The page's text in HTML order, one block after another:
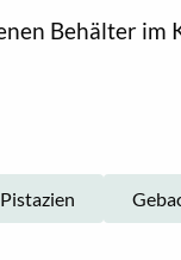
Behälter im
Pistazien